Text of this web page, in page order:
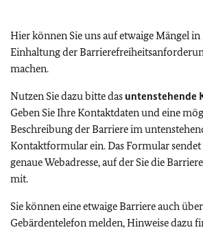
Hier können Sie uns auf etwaige Mängel in
Einhaltung der
machen.
Nutzen Sie dazu bitte das untenstehende
Geben Sie Ihre Kontaktdaten und eine
Beschreibung der Barriere im
Kontaktformular ein. Das Formular
genaue Webadresse, auf der Sie die
mit.
Sie können eine etwaige Barriere auch
Gebärdentelefon melden, Hinweise dazu